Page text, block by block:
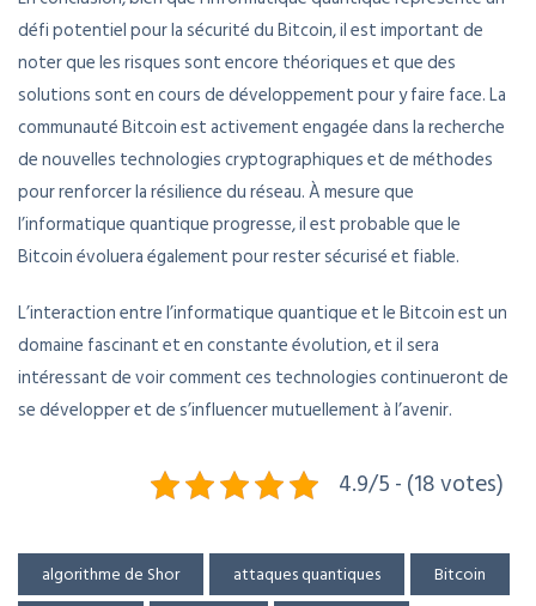
défi potentiel pour la sécurité du Bitcoin, il est important de
noter que les risques sont encore théoriques et que des
solutions sont en cours de développement pour y faire face. La
communauté Bitcoin est activement engagée dans la recherche
de nouvelles technologies cryptographiques et de méthodes
pour renforcer la résilience du réseau. À mesure que
l’informatique quantique progresse, il est probable que le
Bitcoin évoluera également pour rester sécurisé et fiable.
L’interaction entre l’informatique quantique et le Bitcoin est un
domaine fascinant et en constante évolution, et il sera
intéressant de voir comment ces technologies continueront de
se développer et de s’influencer mutuellement à l’avenir.
4.9/5 - (18 votes)
algorithme de Shor attaques quantiques
Bitcoin